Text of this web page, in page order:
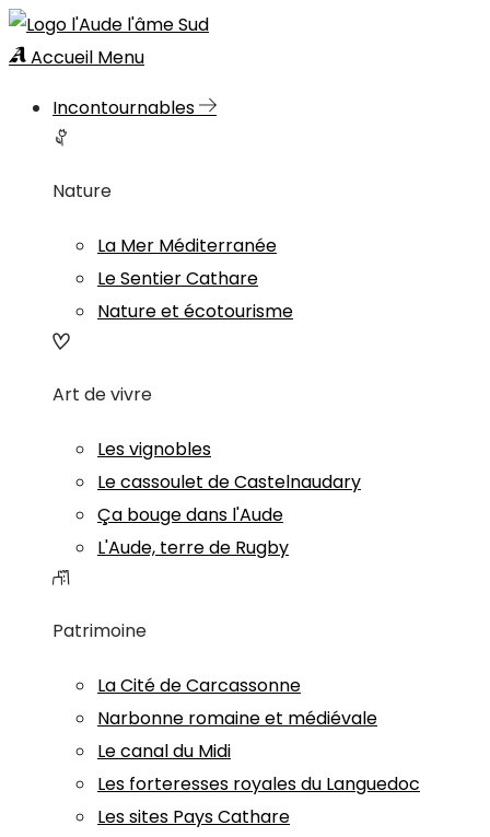
Accueil Menu
Incontournables
Nature
La Mer Méditerranée
Le Sentier Cathare
Nature et écotourisme
Art de vivre
Les vignobles
Le cassoulet de Castelnaudary
Ça bouge dans l'Aude
L'Aude, terre de Rugby
Patrimoine
La Cité de Carcassonne
Narbonne romaine et médiévale
Le canal du Midi
Les forteresses royales du Languedoc
Les sites Pays Cathare